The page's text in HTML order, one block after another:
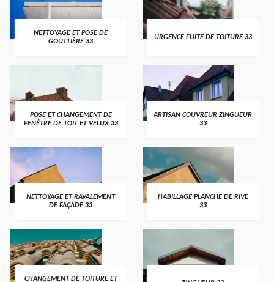
NETTOYAGE ET POSE DE
GOUTTIÈRE 33
URGENCE FUITE DE TOITURE 33
POSE ET CHANGEMENT DE
FENÊTRE DE TOIT ET VELUX 33
ARTISAN COUVREUR ZINGUEUR
33
NETTOYAGE ET RAVALEMENT
DE FAÇADE 33
HABILLAGE PLANCHE DE RIVE
33
CHANGEMENT DE TOITURE ET